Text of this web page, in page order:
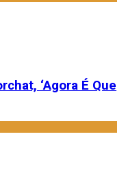
‘Agora É Que